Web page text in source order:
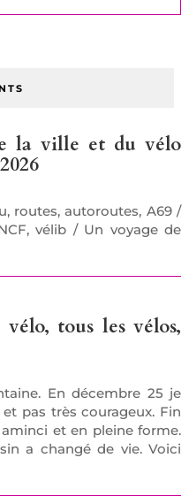
la ville et du vélo
routes, autoroutes, A69 /
vélib / Un voyage de
tous les vélos,
En décembre 25 je
pas très courageux. Fin
et en pleine forme.
a changé de vie. Voici